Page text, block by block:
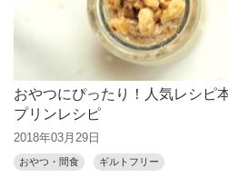
おやつにぴったり！人気レシピ
プリンレシピ
2018年03月29日
おやつ・間食 ギルトフリー